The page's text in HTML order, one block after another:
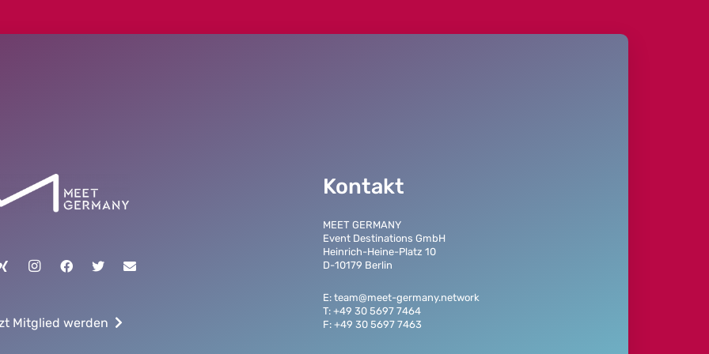
Mitglied werden
Kontakt
MEET GERMANY
Event Destinations GmbH
Heinrich-Heine-Platz 10
D-10179 Berlin
E: team@meet-germany.network
T: +49 30 5697 7464
F: +49 30 5697 7463